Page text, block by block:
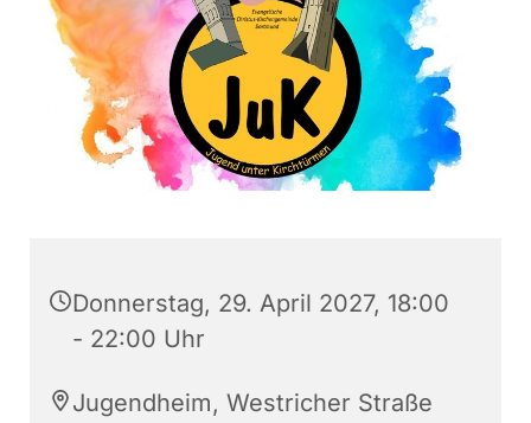
Donnerstag, 29. April 2027, 18:00
- 22:00 Uhr
Jugendheim, Westricher Straße